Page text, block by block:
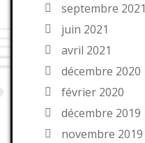
septembre 2021
juin 2021
avril 2021
décembre 2020
février 2020
décembre 2019
novembre 2019